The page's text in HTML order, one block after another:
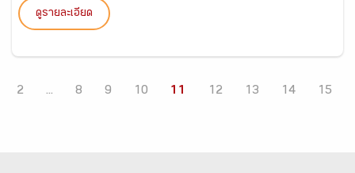
ดูรายละเอียด
2 ... 8 9 10 11 12 13 14 15